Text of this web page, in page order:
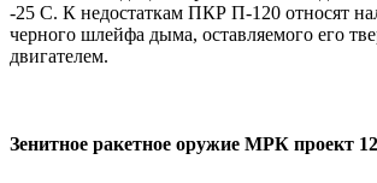
-25 С. К недостаткам ПКР П-120 относят
черного шлейфа дыма, оставляемого его
двигателем.
Зенитное ракетное оружие МРК проект